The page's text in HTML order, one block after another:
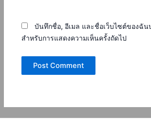
บันทึกชื่อ, อีเมล และชื่อเว็บไซต์ของฉัน
สำหรับการแสดงความเห็นครั้งถัดไป